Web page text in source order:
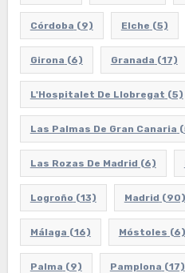
Córdoba (9) Elche (5)
Girona (6) Granada (17)
L'Hospitalet De Llobregat (5)
Las Palmas De Gran Canaria
Las Rozas De Madrid (6)
Logroño (13) Madrid (90)
Málaga (16) Móstoles (6)
Palma (9) Pamplona (17)